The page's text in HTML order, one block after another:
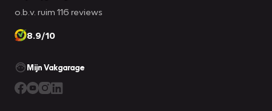
o.b.v. ruim 116 reviews
8.9/10
Mijn Vakgarage